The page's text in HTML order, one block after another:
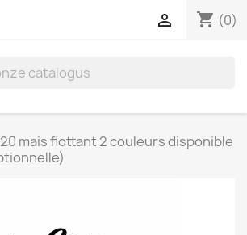
shopping_cart (0)

mais flottant 2 couleurs disponible